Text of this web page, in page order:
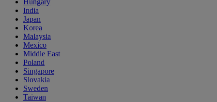
Hungary
India
Japan
Korea
Malaysia
Mexico
Middle East
Poland
Singapore
Slovakia
Sweden
Taiwan